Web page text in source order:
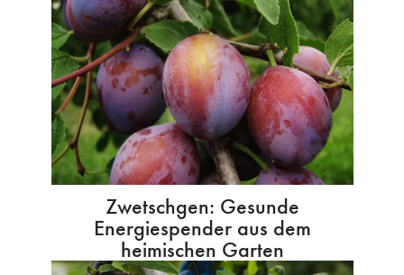
Zwetschgen: Gesunde
Energiespender aus dem
heimischen Garten